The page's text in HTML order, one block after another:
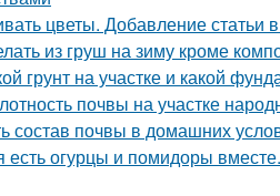
цветы. Добавление статьи
из груш на зиму кроме
грунт на участке и какой
почвы на участке
состав почвы в домашних
есть огурцы и помидоры